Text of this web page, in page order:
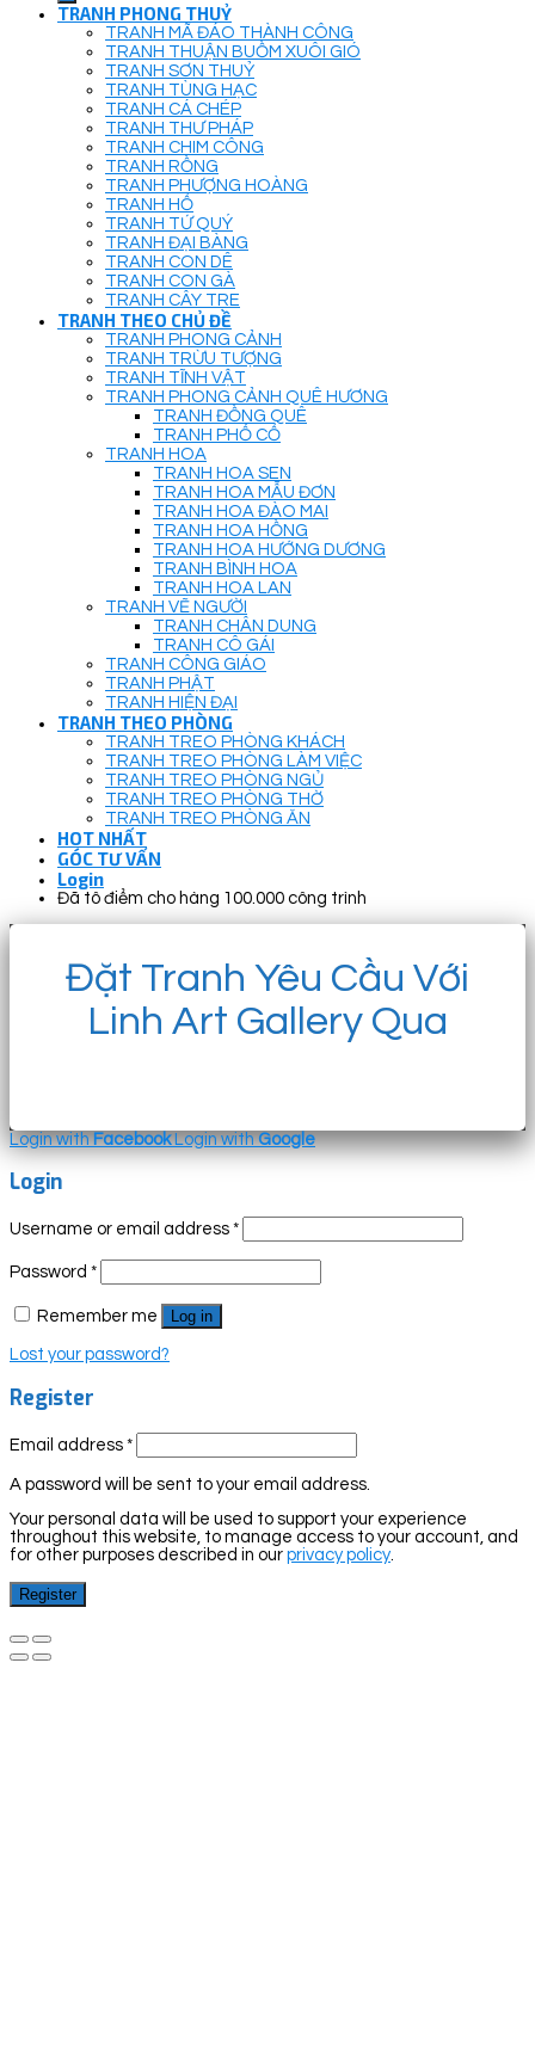
TRANH PHONG THUỶ
TRANH MÃ ĐÁO THÀNH CÔNG
TRANH THUẬN BUỒM XUÔI GIÓ
TRANH SƠN THUỶ
TRANH TÙNG HẠC
TRANH CÁ CHÉP
TRANH THƯ PHÁP
TRANH CHIM CÔNG
TRANH RỒNG
TRANH PHƯỢNG HOÀNG
TRANH HỔ
TRANH TỨ QUÝ
TRANH ĐẠI BÀNG
TRANH CON DÊ
TRANH CON GÀ
TRANH CÂY TRE
TRANH THEO CHỦ ĐỀ
TRANH PHONG CẢNH
TRANH TRỪU TƯỢNG
TRANH TĨNH VẬT
TRANH PHONG CẢNH QUÊ HƯƠNG
TRANH ĐỒNG QUÊ
TRANH PHỐ CỔ
TRANH HOA
TRANH HOA SEN
TRANH HOA MẪU ĐƠN
TRANH HOA ĐÀO MAI
TRANH HOA HỒNG
TRANH HOA HƯỚNG DƯƠNG
TRANH BÌNH HOA
TRANH HOA LAN
TRANH VẼ NGƯỜI
TRANH CHÂN DUNG
TRANH CÔ GÁI
TRANH CÔNG GIÁO
TRANH PHẬT
TRANH HIỆN ĐẠI
TRANH THEO PHÒNG
TRANH TREO PHÒNG KHÁCH
TRANH TREO PHÒNG LÀM VIỆC
TRANH TREO PHÒNG NGỦ
TRANH TREO PHÒNG THỜ
TRANH TREO PHÒNG ĂN
HOT NHẤT
GÓC TƯ VẤN
Login
Đã tô điểm cho hàng 100.000 công trình
Đặt Tranh Yêu Cầu Với
Linh Art Gallery Qua
Login withFacebook Login withGoogle
Login
Username or email address *
Password *
Remember me Log in
Lost your password?
Register
Email address *
A password will be sent to your email address.
Your personal data will be used to support your experience
throughout this website, to manage access to your account, and
for other purposes described in our privacy policy.
Register